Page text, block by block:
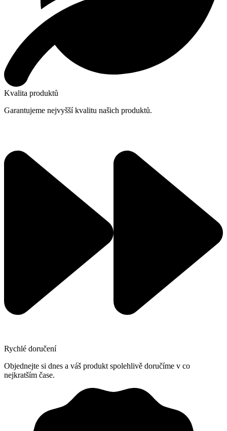
Kvalita produktů
Garantujeme nejvyšší kvalitu našich produktů.
Rychlé doručení
Objednejte si dnes a váš produkt spolehlivě doručíme v co
nejkratším čase.